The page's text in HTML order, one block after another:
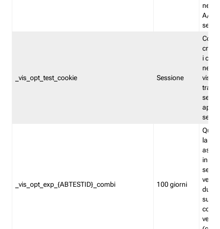
nel
A/B.
_vis_opt_test_cookie Sessione
i
nel
_vis_opt_exp_{ABTESTID}_combi 100 giorni
la
in